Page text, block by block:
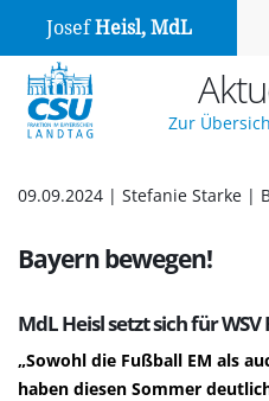
JosefHeisl, MdL
Zur
09.09.2024 | Stefanie Starke |
Bayern bewegen!
MdL Heisl setzt sich für
Sowohl die Fußball EM als
haben diesen Sommer